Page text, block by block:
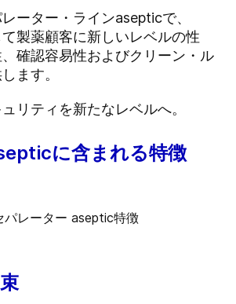
ーター・ラインasepticで、
製薬顧客に新しいレベルの性
確認容易性およびクリーン・ル
ます。
リティを新たなレベルへ。
に含まれる特徴